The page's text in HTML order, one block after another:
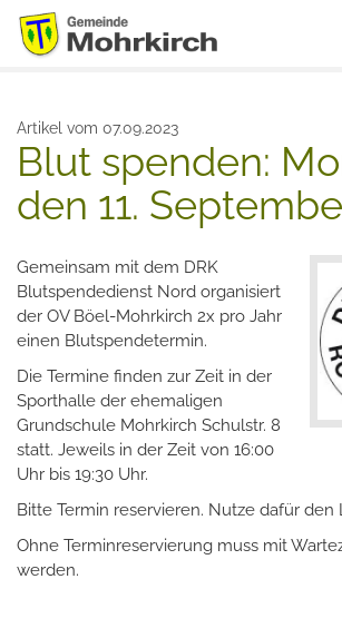
Artikel vom 07.09.2023
Blut spenden:
den 11.
Gemeinsam mit dem DRK
Blutspendedienst Nord organisiert
der OV Böel-Mohrkirch 2x pro Jahr
einen Blutspendetermin.
Die Termine finden zur Zeit in der
Sporthalle der ehemaligen
Grundschule Mohrkirch Schulstr. 8
statt. Jeweils in der Zeit von 16:00
Uhr bis 19:30 Uhr.
Bitte Termin reservieren. Nutze dafür den
Ohne Terminreservierung muss mit
werden.